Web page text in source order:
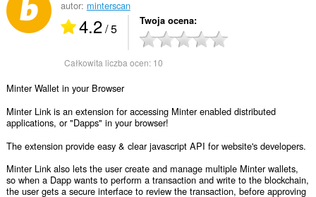
autor: minterscan
4.2/ 5 Twoja ocena
Całkowita liczba ocen: 10
Minter Wallet in your Browser
Minter Link is an extension for accessing Minter enabled distributed
applications, or "Dapps" in your browser!
The extension provide easy & clear javascript API for website's developers.
Minter Link also lets the user create and manage multiple Minter wallets,
so when a Dapp wants to perform a transaction and write to the blockchain,
the user gets a secure interface to review the transaction, before approving